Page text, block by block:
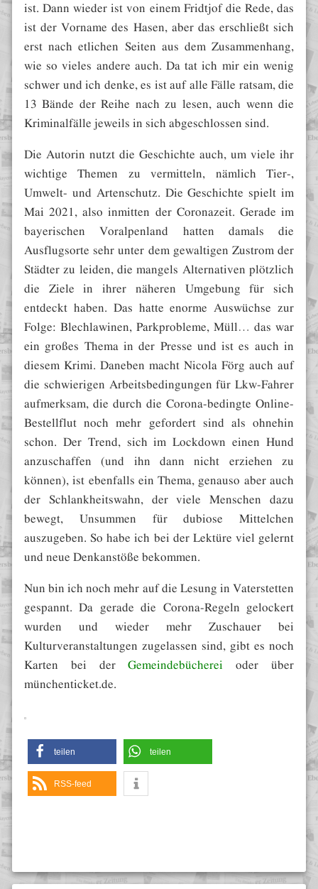
ist. Dann wieder ist von einem Fridtjof die Rede, das
ist der Vorname des Hasen, aber das erschließt sich
erst nach etlichen Seiten aus dem Zusammenhang,
wie so vieles andere auch. Da tat ich mir ein wenig
schwer und ich denke, es ist auf alle Fälle ratsam, die
13 Bände der Reihe nach zu lesen, auch wenn die
Kriminalfälle jeweils in sich abgeschlossen sind.
Die Autorin nutzt die Geschichte auch, um viele ihr
wichtige Themen zu vermitteln, nämlich Tier-,
Umwelt- und Artenschutz. Die Geschichte spielt im
Mai 2021, also inmitten der Coronazeit. Gerade im
bayerischen Voralpenland hatten damals die
Ausflugsorte sehr unter dem gewaltigen Zustrom der
Städter zu leiden, die mangels Alternativen plötzlich
die Ziele in ihrer näheren Umgebung für sich
entdeckt haben. Das hatte enorme Auswüchse zur
Folge: Blechlawinen, Parkprobleme, Müll… das war
ein großes Thema in der Presse und ist es auch in
diesem Krimi. Daneben macht Nicola Förg auch auf
die schwierigen Arbeitsbedingungen für Lkw-Fahrer
aufmerksam, die durch die Corona-bedingte Online-
Bestellflut noch mehr gefordert sind als ohnehin
schon. Der Trend, sich im Lockdown einen Hund
anzuschaffen (und ihn dann nicht erziehen zu
können), ist ebenfalls ein Thema, genauso aber auch
der Schlankheitswahn, der viele Menschen dazu
bewegt, Unsummen für dubiose Mittelchen
auszugeben. So habe ich bei der Lektüre viel gelernt
und neue Denkanstöße bekommen.
Nun bin ich noch mehr auf die Lesung in Vaterstetten
gespannt. Da gerade die Corona-Regeln gelockert
wurden und wieder mehr Zuschauer bei
Kulturveranstaltungen zugelassen sind, gibt es noch
Karten bei derGemeindebücherei
oder über
münchenticket.de.
teilen teilen
RSS-feed